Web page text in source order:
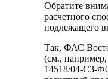
Обратите
расчетного
подлежащего
Так, ФАС
(см.,
14518/04-С3-